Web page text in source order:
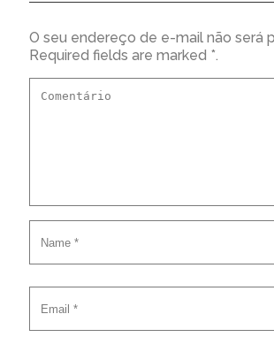
O seu endereço de e-mail não será
Required fields are marked *.